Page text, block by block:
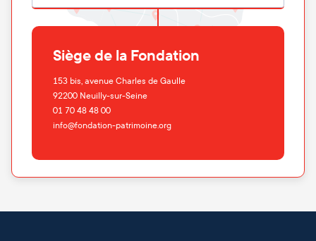
Siège de la Fondation
153 bis, avenue Charles de Gaulle
92200 Neuilly-sur-Seine
01 70 48 48 00
info@fondation-patrimoine.org